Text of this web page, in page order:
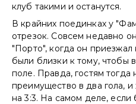
клуб такими и останутся.
В крайних поединках у
отрезок. Совсем недавно
"Порто", когда он приезжал
были близки к тому, чтобы
поле. Правда, гостям тогда
преимущество в два гола, и
на 3:3. На самом деле, если